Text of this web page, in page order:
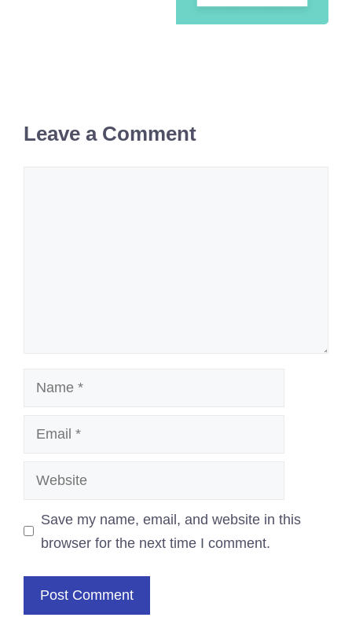
Leave a Comment
Name
Email
Website
Save my name, email, and website in this
browser for the next time I comment.